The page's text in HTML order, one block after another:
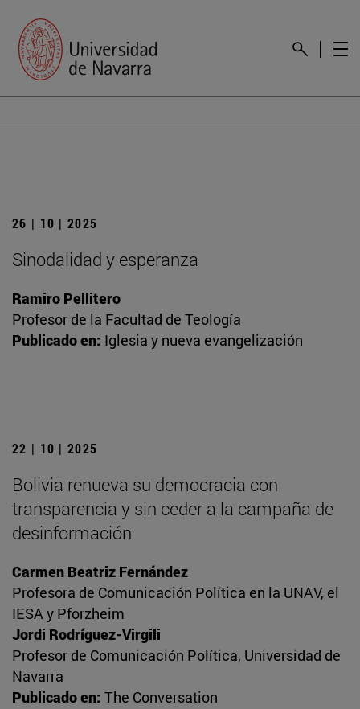
26 | 10 | 2025
Sinodalidad y esperanza
Ramiro Pellitero
Profesor de la Facultad de Teología
Publicado en: Iglesia y nueva evangelización
22 | 10 | 2025
Bolivia renueva su democracia con
transparencia y sin ceder a la campaña de
desinformación
Carmen Beatriz Fernández
Profesora de Comunicación Política en la UNAV, el
IESA y Pforzheim
Jordi Rodríguez-Virgili
Profesor de Comunicación Política, Universidad de
Navarra
Publicado en: The Conversation